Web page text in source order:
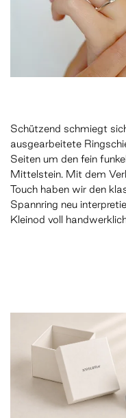
Schützend schmiegt
ausgearbeitete
Seiten um den fein
Mittelstein. Mit dem
Touch haben wir den
Spannring neu
Kleinod voll